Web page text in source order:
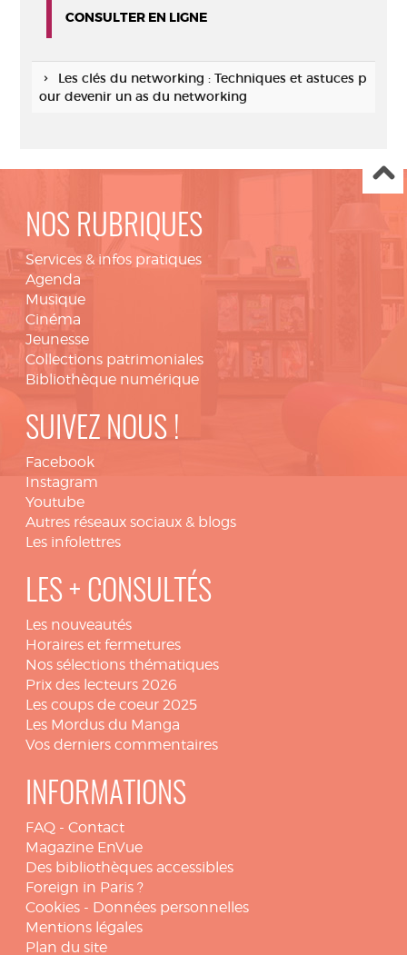
CONSULTER EN LIGNE
Les clés du networking : Techniques et astuces p
our devenir un as du networking
NOS RUBRIQUES
Services & infos pratiques
Agenda
Musique
Cinéma
Jeunesse
Collections patrimoniales
Bibliothèque numérique
SUIVEZ NOUS !
Facebook
Instagram
Youtube
Autres réseaux sociaux & blogs
Les infolettres
LES + CONSULTÉS
Les nouveautés
Horaires et fermetures
Nos sélections thématiques
Prix des lecteurs 2026
Les coups de coeur 2025
Les Mordus du Manga
Vos derniers commentaires
INFORMATIONS
FAQ - Contact
Magazine EnVue
Des bibliothèques accessibles
Foreign in Paris ?
Cookies - Données personnelles
Mentions légales
Plan du site